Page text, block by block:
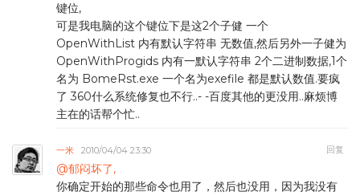
键位,
可是我电脑的这个键位下是这2个子健 一个
OpenWithList 内有默认字符串 无数值,然后另外一子健为
OpenWithProgids 内有一默认字符串 2个二进制数据,1个
名为 BomeRst.exe 一个名为exefile 都是默认数值.要疯
了 360什么系统修复也不行..- -百度其他的更没用..麻烦博
主在的话帮个忙..
一米 2010/04/04 23:30 回复
@郁闷坏了,
你确定开始的那些命令也用了，然后也没用，因为我没有